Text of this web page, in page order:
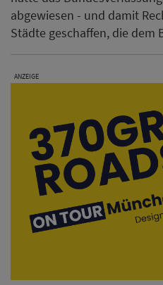
abgewiesen - und damit
Städte geschaffen, die dem
ANZEIGE